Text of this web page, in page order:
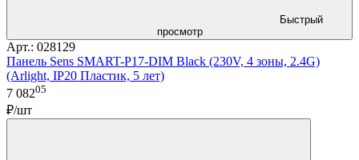
Быстрый
просмотр
Арт.: 028129
Панель Sens SMART-P17-DIM Black (230V, 4 зоны, 2.4G)
(Arlight, IP20 Пластик, 5 лет)
7 08205
₽/шт